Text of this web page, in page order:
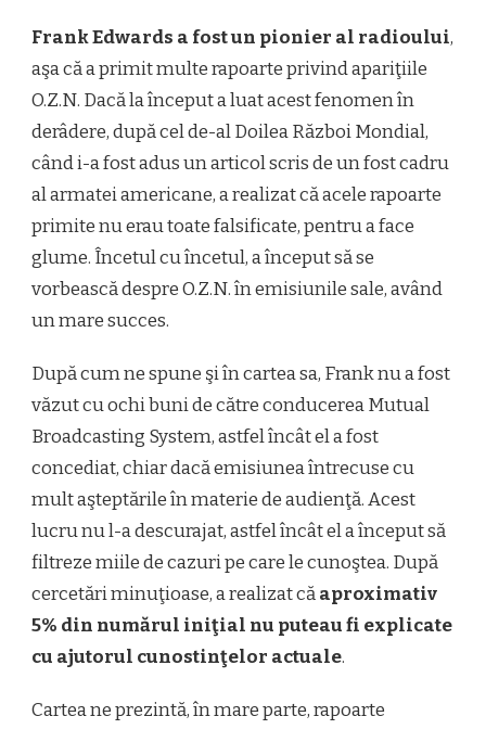
Frank Edwards a fost un pionier al radioului,
aşa că a primit multe rapoarte privind apariţiile
O.Z.N. Dacă la început a luat acest fenomen în
derâdere, după cel de-al Doilea Război Mondial,
când i-a fost adus un articol scris de un fost cadru
al armatei americane, a realizat că acele rapoarte
primite nu erau toate falsificate, pentru a face
glume. Încetul cu încetul, a început să se
vorbească despre O.Z.N. în emisiunile sale, având
un mare succes.
După cum ne spune şi în cartea sa, Frank nu a fost
văzut cu ochi buni de către conducerea Mutual
Broadcasting System, astfel încât el a fost
concediat, chiar dacă emisiunea întrecuse cu
mult aşteptările în materie de audienţă. Acest
lucru nu l-a descurajat, astfel încât el a început să
filtreze miile de cazuri pe care le cunoştea. După
cercetări minuţioase, a realizat căaproximativ
5% din numărul iniţial nu puteau fi explicate
cu ajutorul cunostinţelor actuale.
Cartea ne prezintă, în mare parte, rapoarte